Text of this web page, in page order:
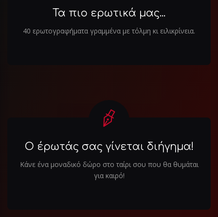
Τα πιο ερωτικά μας...
40 ερωτογραφήματα γραμμένα με τόλμη κι ειλικρίνεια.
Ο έρωτάς σας γίνεται διήγημα!
Κάνε ένα μοναδικό δώρο στο ταίρι σου που θα θυμάται
για καιρό!